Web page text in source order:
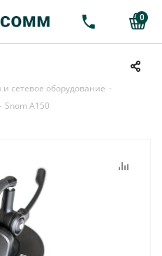
0
и сетевое оборудование -
Snom A150